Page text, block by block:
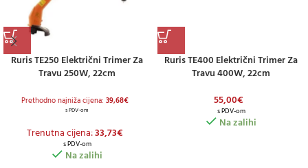
Ruris TE250 Električni Trimer Za
Travu 250W, 22cm
Prethodno najniža cijena: 39,68€
s PDV-om
Trenutna cijena:33,73€
s PDV-om
Na zalihi
Ruris TE400 Električni Trimer Za
Travu 400W, 22cm
55,00€
s PDV-om
Na zalihi